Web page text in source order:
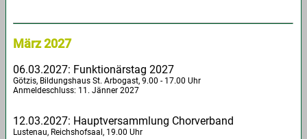
März 2027
06.03.2027: Funktionärstag 2027
Götzis, Bildungshaus St. Arbogast, 9.00 - 17.00 Uhr
Anmeldeschluss: 11. Jänner 2027
12.03.2027: Hauptversammlung Chorverband
Lustenau, Reichshofsaal, 19.00 Uhr